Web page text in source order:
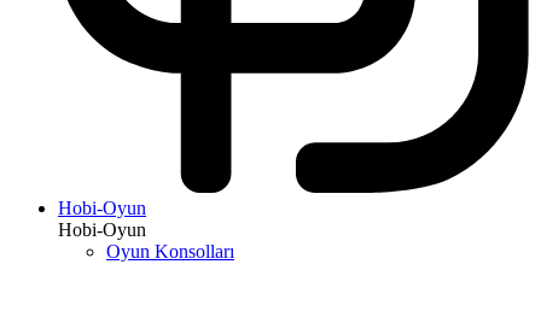
Hobi-Oyun
Hobi-Oyun
Oyun Konsolları